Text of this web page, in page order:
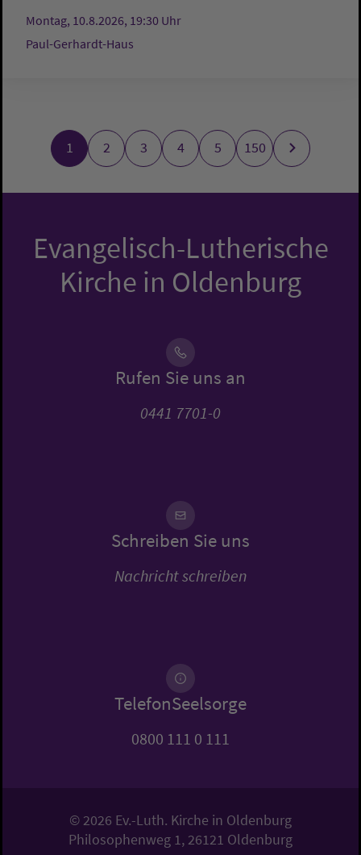
Montag, 10.8.2026, 19:30 Uhr
Paul-Gerhardt-Haus
1 2 3 4 5 150
Evangelisch-Lutherische
Kirche in Oldenburg
Rufen Sie uns an
0441 7701-0
Schreiben Sie uns
Nachricht schreiben
TelefonSeelsorge
0800 111 0 111
© 2026 Ev.-Luth. Kirche in Oldenburg
Philosophenweg 1, 26121 Oldenburg